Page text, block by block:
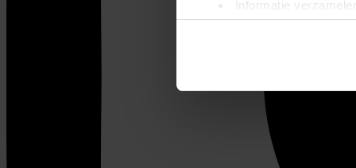
Informatie
Uw apparaat
Lees meer over hoe uw
We gebruiken cookies om
websiteverkeer te
media, adverteren en
verstrekt of die ze hebben